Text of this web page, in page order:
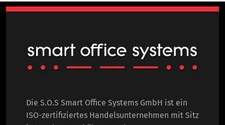
Die S.O.S Smart Office Systems GmbH ist ein
ISO-zertifiziertes Handelsunternehmen mit Sitz